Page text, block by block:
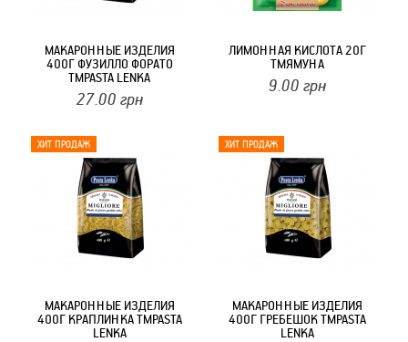
МАКАРОННЫЕ ИЗДЕЛИЯ
400Г ФУЗИЛЛО ФОРАТО
ТМPASTA LENKA
27.00 грн
ЛИМОННАЯ КИСЛОТА 20Г
ТМЯМУНА
9.00 грн
МАКАРОННЫЕ ИЗДЕЛИЯ
400Г КРАПЛИНКА ТМPASTA
LENKA
МАКАРОННЫЕ ИЗДЕЛИЯ
400Г ГРЕБЕШОК ТМPASTA
LENKA